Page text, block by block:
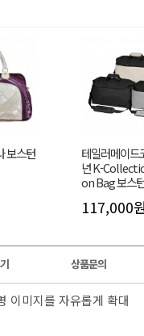
보스턴
테일러메이드
년 K-
on Bag 보스
117,000
상품문의
이미지를 자유롭게 확대